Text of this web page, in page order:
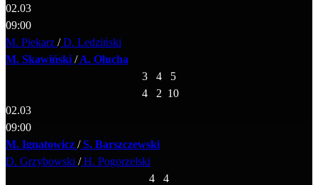
02.03
09:00
M. Piekarz /D. Ledziński
M. Skawiński /A. Olucha
3
4
5
4
2 10
02.03
09:00
M. Ignatowicz /S. Barszczewski
D. Grzybowski /H. Pogorzelski
4
4